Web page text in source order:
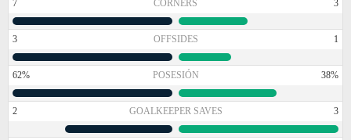
7 CÓRNERS 3
3 OFFSIDES 1
62% POSESIÓN 38%
2 GOALKEEPER SAVES 3